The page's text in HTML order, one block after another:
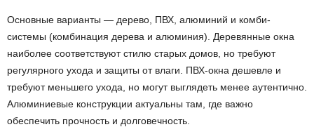
Основные варианты — дерево, ПВХ, алюминий и комби-
системы (комбинация дерева и алюминия). Деревянные окна
наиболее соответствуют стилю старых домов, но требуют
регулярного ухода и защиты от влаги. ПВХ-окна дешевле и
требуют меньшего ухода, но могут выглядеть менее аутентично.
Алюминиевые конструкции актуальны там, где важно
обеспечить прочность и долговечность.